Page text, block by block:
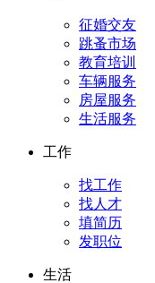
征婚交友
跳蚤市场
教育培训
车辆服务
房屋服务
生活服务
工作
找工作
找人才
填简历
发职位
生活